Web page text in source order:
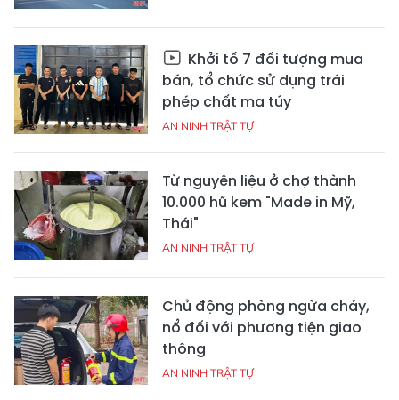
Khởi tố 7 đối tượng mua
bán, tổ chức sử dụng trái
phép chất ma túy
AN NINH TRẬT TỰ
Từ nguyên liệu ở chợ thành
10.000 hũ kem "Made in Mỹ,
Thái"
AN NINH TRẬT TỰ
Chủ động phòng ngừa cháy,
nổ đối với phương tiện giao
thông
AN NINH TRẬT TỰ